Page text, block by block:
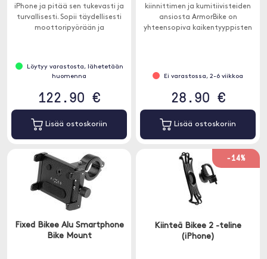
iPhone ja pitää sen tukevasti ja
turvallisesti. Sopii täydellisesti
moottoripyörään ja
Löytyy varastosta, lähetetään
huomenna
122.90 €
Lisää ostoskoriin
kiinnittimen ja kumitiivisteiden
ansiosta ArmorBike on
yhteensopiva kaikentyyppisten
Ei varastossa, 2-6 viikkoa
28.90 €
Lisää ostoskoriin
Fixed Bikee Alu Smartphone
Bike Mount
-14%
Kiinteä Bikee 2 -teline
(iPhone)